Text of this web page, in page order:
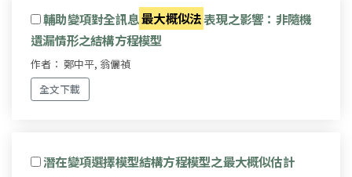
輔助變項對全訊息最大概似法表現之影響：非隨機
遺漏情形之結構方程模型
作者： 鄭中平, 翁儷禎
全文下載
潛在變項選擇模型結構方程模型之最大概似估計